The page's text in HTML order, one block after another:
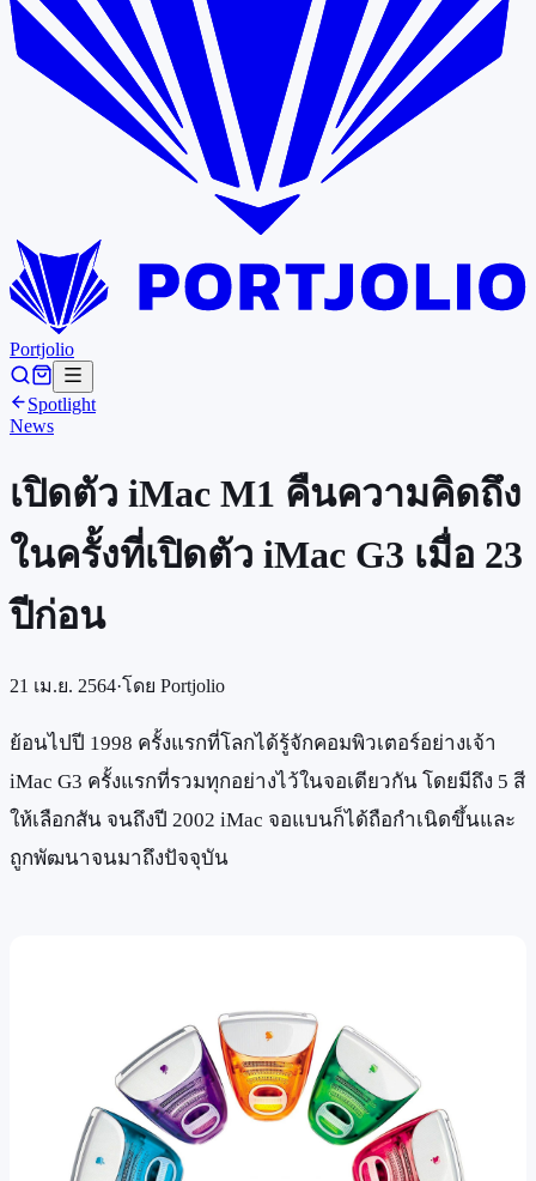
Portjolio
Spotlight
News
เปิดตัว iMac M1 คืนความคิดถึง
ในครั้งที่เปิดตัว iMac G3 เมื่อ 23
ปีก่อน
21 เม.ย. 2564·โดย Portjolio
ย้อนไปปี 1998 ครั้งแรกที่โลกได้รู้จักคอมพิวเตอร์อย่างเจ้า
iMac G3 ครั้งแรกที่รวมทุกอย่างไว้ในจอเดียวกัน โดยมีถึง 5 สี
ให้เลือกสัน จนถึงปี 2002 iMac จอแบนก็ได้ถือกำเนิดขึ้นและ
ถูกพัฒนาจนมาถึงปัจจุบัน